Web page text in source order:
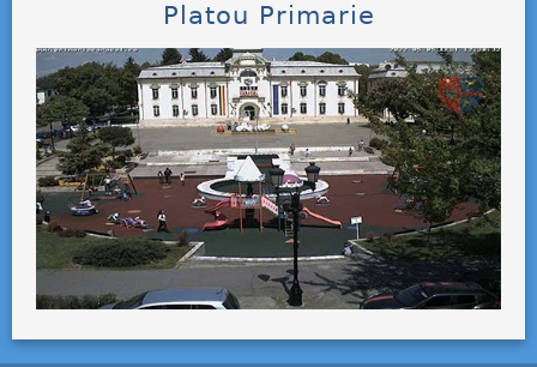
Platou Primarie